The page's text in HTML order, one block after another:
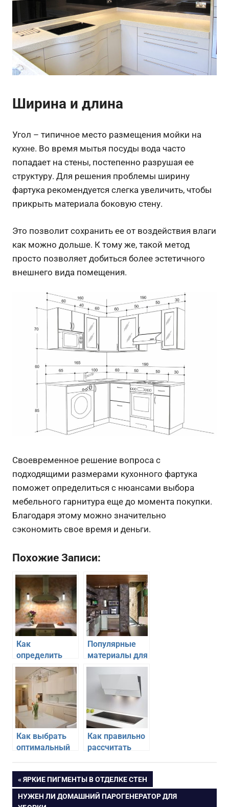
Ширина и длина
Угол – типичное место размещения мойки на
кухне. Во время мытья посуды вода часто
попадает на стены, постепенно разрушая ее
структуру. Для решения проблемы ширину
фартука рекомендуется слегка увеличить, чтобы
прикрыть материала боковую стену.
Это позволит сохранить ее от воздействия влаги
как можно дольше. К тому же, такой метод
просто позволяет добиться более эстетичного
внешнего вида помещения.
Своевременное решение вопроса с
подходящими размерами кухонного фартука
поможет определиться с нюансами выбора
мебельного гарнитура еще до момента покупки.
Благодаря этому можно значительно
сэкономить свое время и деньги.
Похожие Записи:
Как
определить
оптимальные
размеры
кухонного
фартука
Популярные
материалы для
кухонного
Как выбрать
оптимальный
кухонного
фартука
Как правильно
рассчитать
вытяжки
Навигация
ПРЕДЫДУЩАЯ
ЗАПИСЬ:
ЯРКИЕ ПИГМЕНТЫ В ОТДЕЛКЕ СТЕН
СЛЕДУЮЩАЯ
НУЖЕН ЛИ ДОМАШНИЙ ПАРОГЕНЕРАТОР ДЛЯ